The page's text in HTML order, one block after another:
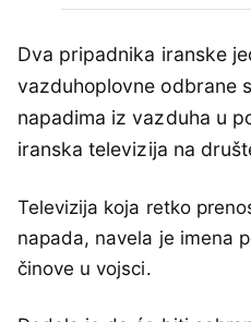
Dva pripadnika iranske
vazduhoplovne odbrane
napadima iz vazduha u
iranska televizija na
Televizija koja retko
napada, navela je imena
činove u vojsci.